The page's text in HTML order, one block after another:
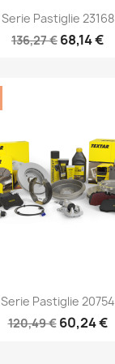
Serie Pastiglie 23168
136,27 € 68,14 €
Serie Pastiglie 20754
120,49 € 60,24 €